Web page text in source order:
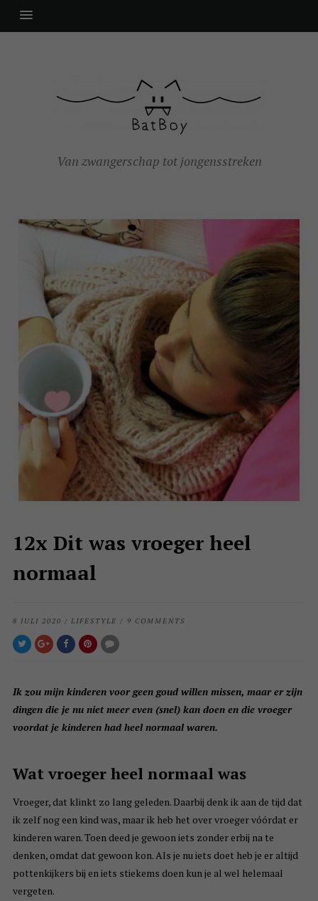
Van zwangerschap tot jongensstreken
12x Dit was vroeger heel
normaal
8 JULI 2020 / LIFESTYLE / 9 COMMENTS
Ik zou mijn kinderen voor geen goud willen missen, maar er zijn
dingen die je nu niet meer even (snel) kan doen en die vroeger
voordat je kinderen had heel normaal waren.
Wat vroeger heel normaal was
Vroeger, dat klinkt zo lang geleden. Daarbij denk ik aan de tijd dat
ik zelf nog een kind was, maar ik heb het over vroeger vóórdat er
kinderen waren. Toen deed je gewoon iets zonder erbij na te
denken, omdat dat gewoon kon. Als je nu iets doet heb je er altijd
pottenkijkers bij en iets stiekems doen kun je al wel helemaal
vergeten.